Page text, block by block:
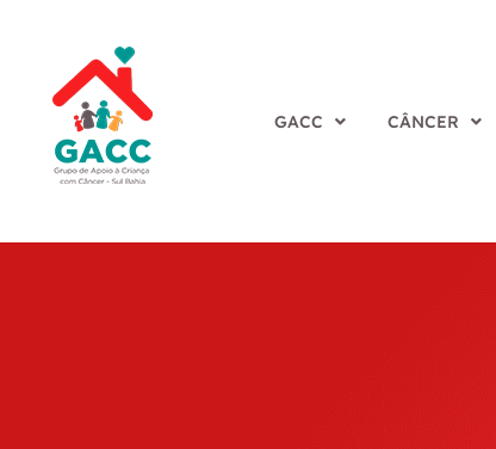
GACC CÂNCER